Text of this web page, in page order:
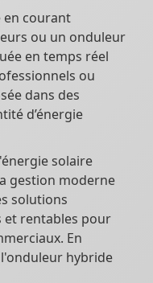
en courant
ou un onduleur
en temps réel
ou
dans des
d’énergie
solaire
gestion moderne
solutions
et rentables pour
En
hybride